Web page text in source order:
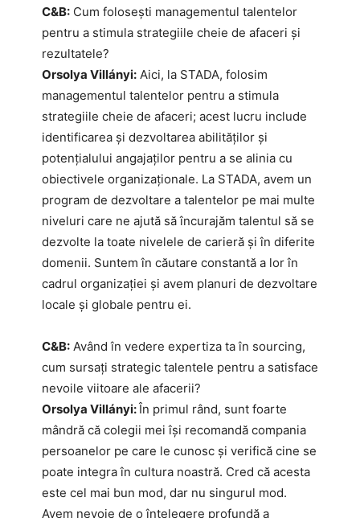
C&B: Cum folosești managementul talentelor
pentru a stimula strategiile cheie de afaceri și
rezultatele?
Orsolya Villányi: Aici, la STADA, folosim
managementul talentelor pentru a stimula
strategiile cheie de afaceri; acest lucru include
identificarea și dezvoltarea abilităților și
potențialului angajaților pentru a se alinia cu
obiectivele organizaționale. La STADA, avem un
program de dezvoltare a talentelor pe mai multe
niveluri care ne ajută să încurajăm talentul să se
dezvolte la toate nivelele de carieră și în diferite
domenii. Suntem în căutare constantă a lor în
cadrul organizației și avem planuri de dezvoltare
locale și globale pentru ei.
C&B: Având în vedere expertiza ta în sourcing,
cum sursați strategic talentele pentru a satisface
nevoile viitoare ale afacerii?
Orsolya Villányi:În primul rând, sunt foarte
mândră că colegii mei își recomandă compania
persoanelor pe care le cunosc și verifică cine se
poate integra în cultura noastră. Cred că acesta
este cel mai bun mod, dar nu singurul mod.
Avem nevoie de o înțelegere profundă a